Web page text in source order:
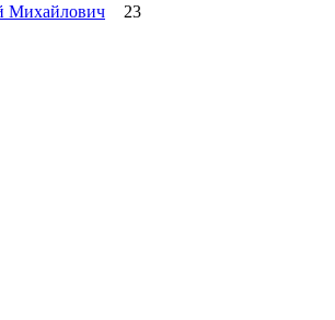
Михайлович
23